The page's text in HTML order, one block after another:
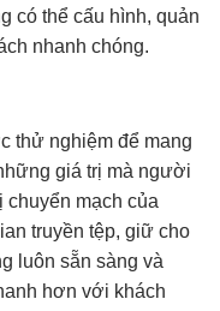
có thể cấu hình, quản
nhanh chóng.
thử nghiệm để mang
giá trị mà người
mạch của
truyền tệp, giữ cho
luôn sẵn sàng và
hơn với khách